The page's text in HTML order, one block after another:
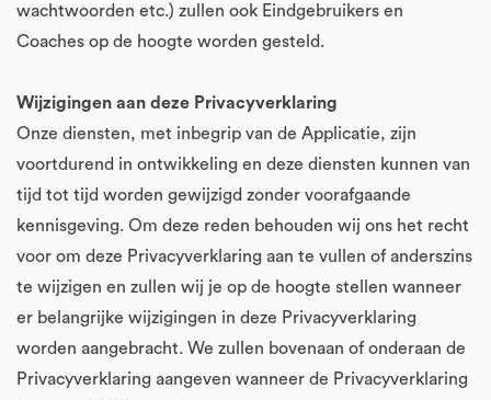
wachtwoorden etc.) zullen ook Eindgebruikers en
Coaches op de hoogte worden gesteld.
Wijzigingen aan deze Privacyverklaring
Onze diensten, met inbegrip van de Applicatie, zijn
voortdurend in ontwikkeling en deze diensten kunnen van
tijd tot tijd worden gewijzigd zonder voorafgaande
kennisgeving. Om deze reden behouden wij ons het recht
voor om deze Privacyverklaring aan te vullen of anderszins
te wijzigen en zullen wij je op de hoogte stellen wanneer
er belangrijke wijzigingen in deze Privacyverklaring
worden aangebracht. We zullen bovenaan of onderaan de
Privacyverklaring aangeven wanneer de Privacyverklaring